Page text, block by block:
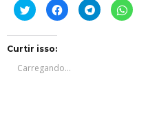
Clique
para
compartilhar
em
janela)
Clique
para
compartilhar
janela)
Clique
para
compartilhar
Clique
para
Curtir isso:
Carregando...